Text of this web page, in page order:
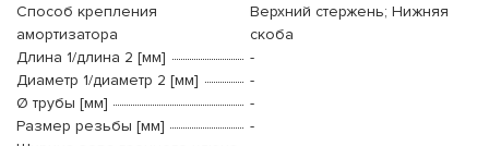
Способ крепления
амортизатора
Верхний стержень; Нижняя
скоба
Длина 1/длина 2 [мм]
-
Диаметр 1/диаметр 2 [мм]
-
Ø трубы [мм]
-
Размер резьбы [мм]
-